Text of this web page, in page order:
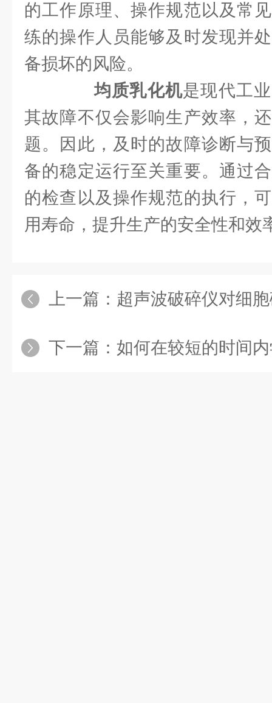
的工作原理、操作规范以及常
练的操作人员能够及时发现并
备损坏的风险。
均质乳化机是现代工
其故障不仅会影响生产效率，
题。因此，及时的故障诊断与
备的稳定运行至关重要。通过
的检查以及操作规范的执行，
用寿命，提升生产的安全性和效
上一篇： 超声波破碎仪对细
下一篇： 如何在较短的时间内